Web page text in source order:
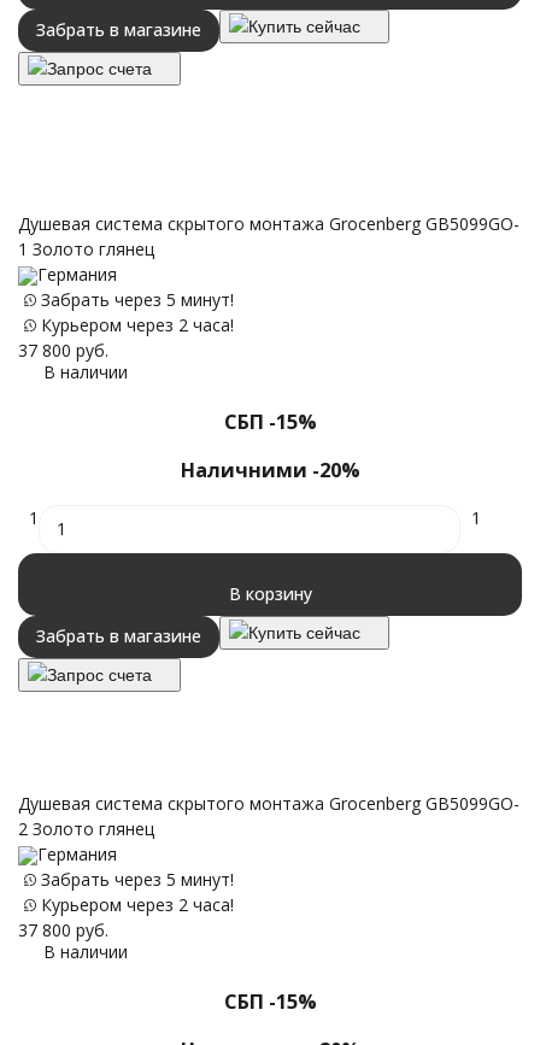
Забрать в магазине
Купить сейчас
Запрос счета
Душевая система скрытого монтажа Grocenberg GB5099GO-
1 Золото глянец
Германия
Забрать через 5 минут!
Курьером через 2 часа!
37 800 руб.
В наличии
СБП -15%
Наличними -20%
1 1
В корзину
Забрать в магазине
Купить сейчас
Запрос счета
Душевая система скрытого монтажа Grocenberg GB5099GO-
2 Золото глянец
Германия
Забрать через 5 минут!
Курьером через 2 часа!
37 800 руб.
В наличии
СБП -15%